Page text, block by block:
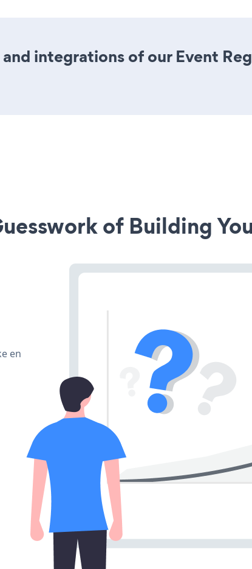
integrations of our Event
of Building
en